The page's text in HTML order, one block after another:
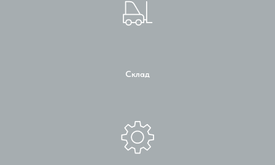
Склад